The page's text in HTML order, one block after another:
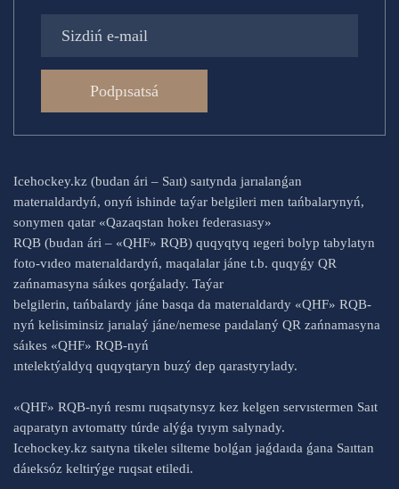
Podpısatsá
Icehockey.kz (budan ári – Saıt) saıtynda jarıalanǵan
materıaldardyń, onyń ishinde taýar belgileri men tańbalarynyń,
sonymen qatar «Qazaqstan hokeı federasıasy»
RQB (budan ári – «QHF» RQB) quqyqtyq ıegeri bolyp tabylatyn
foto-vıdeo materıaldardyń, maqalalar jáne t.b. quqyǵy QR
zańnamasyna sáıkes qorǵalady. Taýar
belgilerin, tańbalardy jáne basqa da materıaldardy «QHF» RQB-
nyń kelisiminsiz jarıalaý jáne/nemese paıdalaný QR zańnamasyna
sáıkes «QHF» RQB-nyń
ıntelektýaldyq quqyqtaryn buzý dep qarastyrylady.
«QHF» RQB-nyń resmı ruqsatynsyz kez kelgen servıstermen Saıt
aqparatyn avtomatty túrde alýǵa tyıym salynady.
Icehockey.kz saıtyna tikeleı silteme bolǵan jaǵdaıda ǵana Saıttan
dáıeksóz keltirýge ruqsat etiledi.